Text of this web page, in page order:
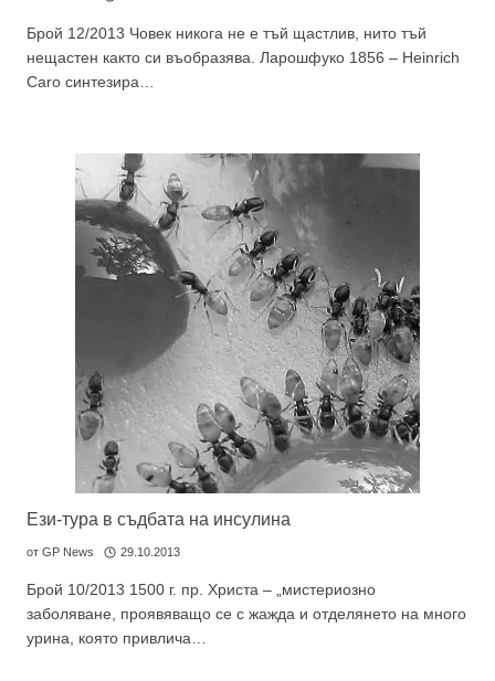
Брой 12/2013 Човек никога не е тъй щастлив, нито тъй
нещастен както си въобразява. Ларошфуко 1856 – Heinrich
Caro синтезира…
Ези-тура в съдбата на инсулина
от GP News 29.10.2013
Брой 10/2013 1500 г. пр. Христа – „мистериозно
заболяване, проявяващо се с жажда и отделянето на много
урина, която привлича…
GPNews
НОВИНИ ЗА ОБЩОПРАКТИКУВАЩИЯ ЛЕКАР
За да може
да виждате специализирано медицинско
, трябва да декларирате, че стемедицински
специалист!
Аз съм медицински специалист